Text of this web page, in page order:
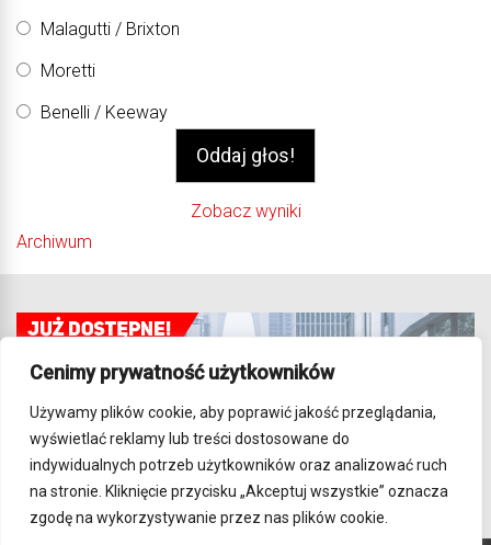
Cenimy prywatność użytkowników
Używamy plików cookie, aby poprawić jakość przeglądania,
wyświetlać reklamy lub treści dostosowane do
indywidualnych potrzeb użytkowników oraz analizować ruch
na stronie. Kliknięcie przycisku „Akceptuj wszystkie” oznacza
zgodę na wykorzystywanie przez nas plików cookie.
Malagutti / Brixton
Moretti
Benelli / Keeway
Zobacz wyniki
Archiwum